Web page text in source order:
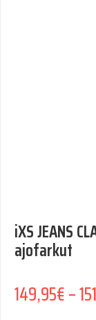
iXS JEANS
ajofarkut
149,95€–